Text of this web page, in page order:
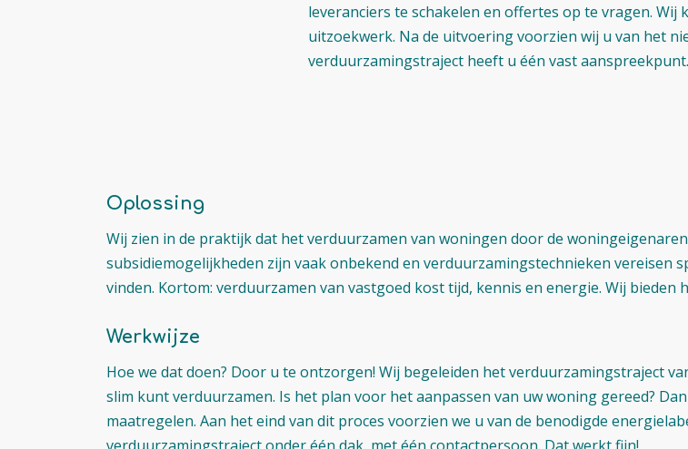
leveranciers te schakelen en offertes op te vragen. Wij
uitzoekwerk. Na de uitvoering voorzien wij u van het
verduurzamingstraject heeft u één vast aanspreekpunt.
Oplossing
Wij zien in de praktijk dat het verduurzamen van woningen door de
subsidiemogelijkheden zijn vaak onbekend en verduurzamingstechnieken vereisen
vinden. Kortom: verduurzamen van vastgoed kost tijd, kennis en energie. Wij bieden
Werkwijze
Hoe we dat doen? Door u te ontzorgen! Wij begeleiden het verduurzamingstraject
slim kunt verduurzamen. Is het plan voor het aanpassen van uw woning gereed?
maatregelen. Aan het eind van dit proces voorzien we u van de benodigde
verduurzamingstraject onder één dak, met één contactpersoon. Dat werkt fijn!